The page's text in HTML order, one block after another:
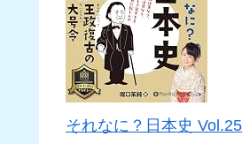
それなに？日本史